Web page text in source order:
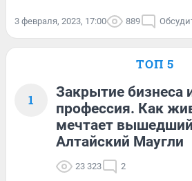
3 февраля, 2023, 17:00 889
ТОП 5
1
Закрытие бизнеса
профессия. Как
мечтает
Алтайский Маугли
23 323 2